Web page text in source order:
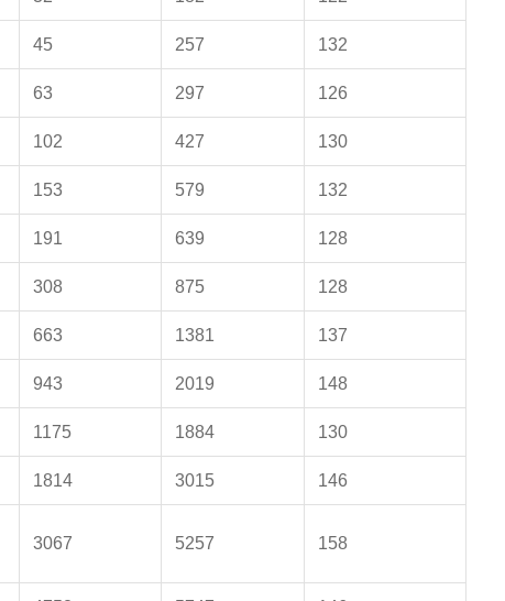
45 257 132
63 297 126
102 427 130
153 579 132
191 639 128
308 875 128
663 1381 137
943 2019 148
1175 1884 130
1814 3015 146
3067 5257 158